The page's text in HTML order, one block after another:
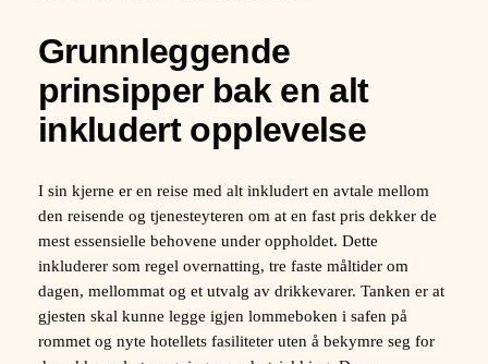
Grunnleggende
prinsipper bak en alt
inkludert opplevelse
I sin kjerne er en reise med alt inkludert en avtale mellom
den reisende og tjenesteyteren om at en fast pris dekker de
mest essensielle behovene under oppholdet. Dette
inkluderer som regel overnatting, tre faste måltider om
dagen, mellommat og et utvalg av drikkevarer. Tanken er at
gjesten skal kunne legge igjen lommeboken i safen på
rommet og nyte hotellets fasiliteter uten å bekymre seg for